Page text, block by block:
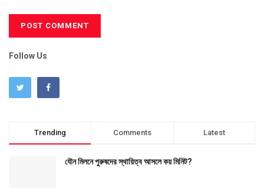
Follow Us
Trending Comments Latest
যৌন মিলনে পুরুষদের স্থায়িত্ব আসলে কয় মিনিট?